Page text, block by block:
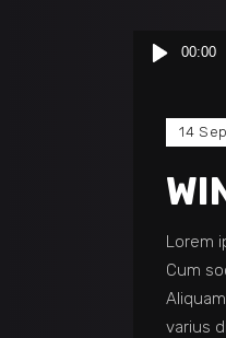
Audio
00:00
14
Lorem
Cum
varius